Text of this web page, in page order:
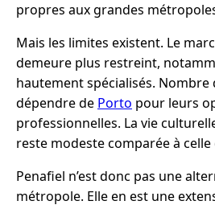
propres aux grandes
Mais les limites existent. Le
demeure plus restreint,
hautement spécialisés.
dépendre de Porto pour leurs
professionnelles. La vie
reste modeste comparée à
Penafiel n’est donc pas une
métropole. Elle en est une